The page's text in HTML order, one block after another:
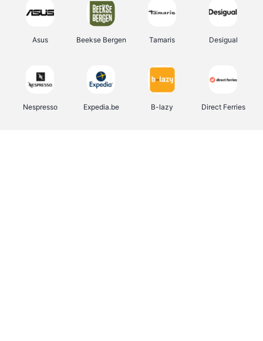
Asus Beekse Bergen Tamaris Desigual
Nespresso Expedia.be B-lazy Direct Ferries